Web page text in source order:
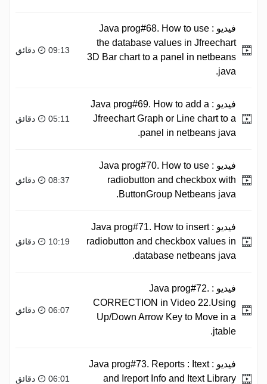
فيديو : Java prog#68. How to use
the database values in Jfreechart
3D Bar chart to a panel in netbeans
java.
09:13 دقائق
فيديو : Java prog#69. How to add a
Jfreechart Graph or Line chart to a
panel in netbeans java.
05:11 دقائق
فيديو : Java prog#70. How to use
radiobutton and checkbox with
ButtonGroup Netbeans java.
08:37 دقائق
فيديو : Java prog#71. How to insert
radiobutton and checkbox values in
database netbeans java.
10:19 دقائق
فيديو : Java prog#72.
CORRECTION in Video 22.Using
Up/Down Arrow Key to Move in a
jtable.
06:07 دقائق
فيديو : Java prog#73. Reports : Itext
and Ireport Info and Itext Library
06:01 دقائق